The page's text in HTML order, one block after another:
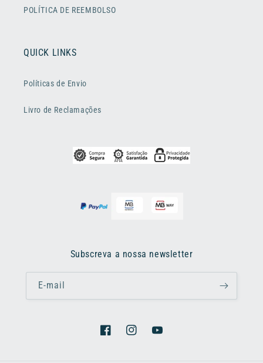
POLÍTICA DE REEMBOLSO
QUICK LINKS
Políticas de Envio
Livro de Reclamações
Subscreva a nossa newsletter
E-mail
FacebookInstagramYouTube